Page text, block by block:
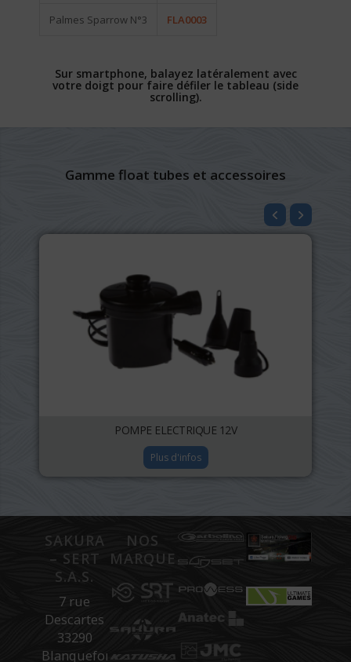
Palmes Sparrow N°3 FLA0003
Sur smartphone, balayez latéralement avec
votre doigt pour faire défiler le tableau (side
scrolling).
Gamme float tubes et accessoires
POMPE ELECTRIQUE 12V
Plus d'infos
SAKURA
– SERT
S.A.S.
7 rue
Descartes
33290
Blanquefort
NOS
MARQUES